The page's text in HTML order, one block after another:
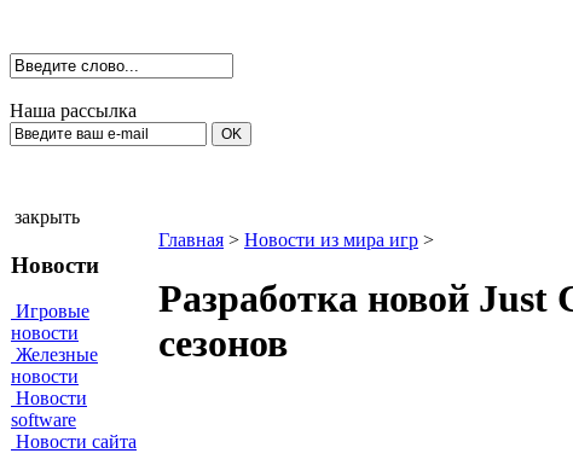
Наша рассылка
закрыть
Новости
Игровые
новости
Железные
новости
Новости
software
Новости сайта
Главная > Новости из мира игр >
Разработка новой Just
сезонов